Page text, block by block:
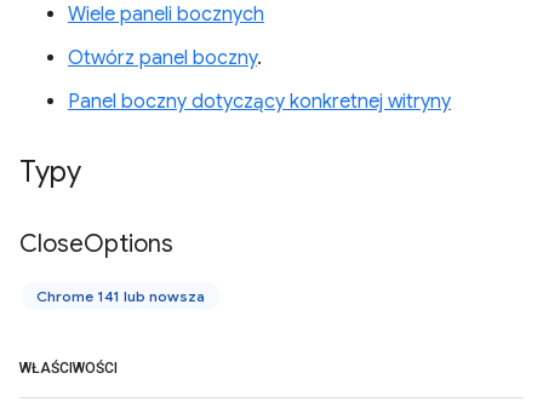
Wiele paneli bocznych
Otwórz panel boczny.
Panel boczny dotyczący konkretnej witryny
Typy
CloseOptions
Chrome 141 lub nowsza
WŁAŚCIWOŚCI